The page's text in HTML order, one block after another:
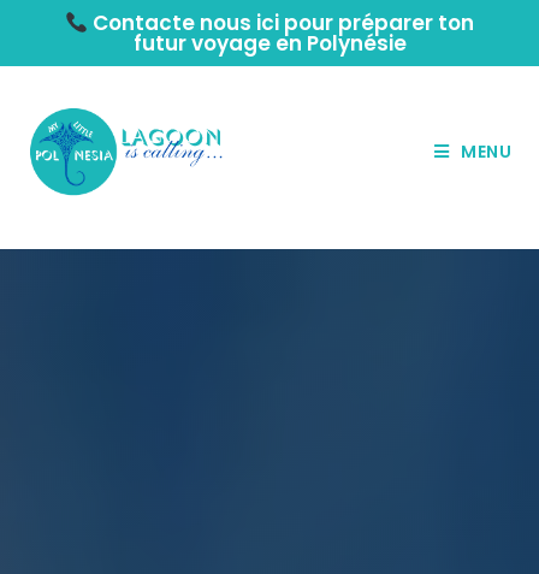
Contacte nous ici pour préparer ton
futur voyage en Polynésie
MENU